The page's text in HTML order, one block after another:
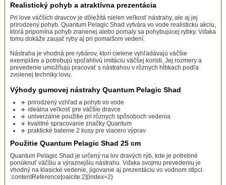
Realistický pohyb a atraktívna prezentácia
Pri love väčších dravcov je dôležitá nielen veľkosť nástrahy, ale aj jej
prirodzený pohyb. Quantum Pelagic Shad vytvára vo vode realistickú akciu,
ktorá pripomína pohyb zranenej alebo pomaly sa pohybujúcej rybky. Vďaka
tomu dokáže zaujať ryby aj pri pomalšom vedení.
Nástraha je vhodná pre rybárov, ktorí cielene vyhľadávajú väčšie
exempláre a potrebujú spoľahlivú imitáciu väčšej koristi. Jej rozmery a
prevedenie umožňujú pracovať s nástrahou v rôznych hĺbkach podľa
zvolenej techniky lovu.
Výhody gumovej nástrahy Quantum Pelagic Shad
🔹 prirodzený vzhľad a pohyb vo vode
🔹 ideálna veľkosť pre väčšie dravce
🔹 univerzálne použitie pri rôznych spôsoboch vedenia
🔹 kvalitné spracovanie značky Quantum
🔹 praktické balenie 2 kusy pre viacero výprav
Použitie Quantum Pelagic Shad 25 cm
Quantum Pelagic Shad je určený na lov dravých rýb, kde je potrebné
ponúknuť väčšiu a výraznejšiu nástrahu. Vďaka svojmu prevedeniu je
vhodný na klasické vedenie, jigovanie aj prezentáciu vo vodnom stĺpci.
:contentReference[oaicite:2]{index=2}